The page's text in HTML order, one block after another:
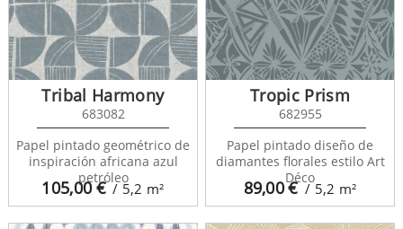
105,00€ / 5,2 m²
Tribal Harmony
683082
Papel pintado geométrico de
inspiración africana azul
petróleo
89,00€ / 5,2 m²
Tropic Prism
682955
Papel pintado diseño de
diamantes florales estilo Art
Déco